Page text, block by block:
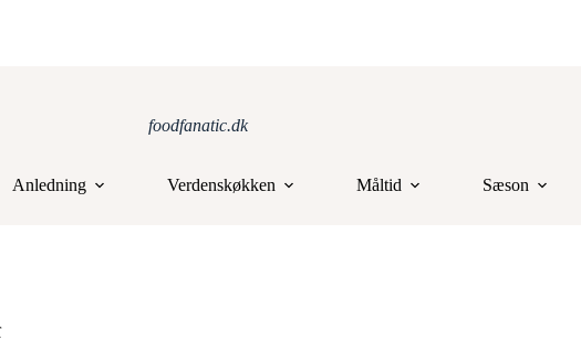
foodfanatic.dk
Anledning Verdenskøkken Måltid Sæson